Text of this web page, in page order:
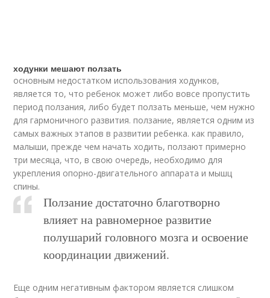
ходунки мешают ползать
основным недостатком использования ходунков,
является то, что ребенок может либо вовсе пропустить
период ползания, либо будет ползать меньше, чем нужно
для гармоничного развития. ползание, является одним из
самых важных этапов в развитии ребенка. как правило,
малыши, прежде чем начать ходить, ползают примерно
три месяца, что, в свою очередь, необходимо для
укрепления опорно-двигательного аппарата и мышц
спины.
Ползание достаточно благотворно
влияет на равномерное развитие
полушарий головного мозга и освоение
координации движений.
Еще одним негативным фактором является слишком